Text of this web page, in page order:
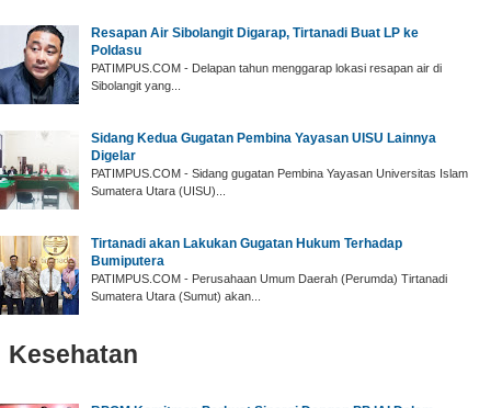
Resapan Air Sibolangit Digarap, Tirtanadi Buat LP ke
Poldasu
PATIMPUS.COM - Delapan tahun menggarap lokasi resapan air di
Sibolangit yang...
Sidang Kedua Gugatan Pembina Yayasan UISU Lainnya
Digelar
PATIMPUS.COM - Sidang gugatan Pembina Yayasan Universitas Islam
Sumatera Utara (UISU)...
Tirtanadi akan Lakukan Gugatan Hukum Terhadap
Bumiputera
PATIMPUS.COM - Perusahaan Umum Daerah (Perumda) Tirtanadi
Sumatera Utara (Sumut) akan...
Kesehatan